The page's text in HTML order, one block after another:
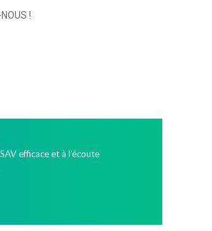
!
SAV efficace et à l’écoute